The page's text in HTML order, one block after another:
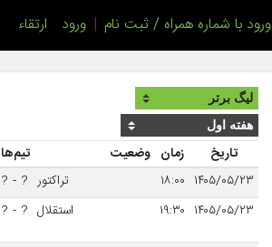
ورود با شماره همراه / ثبت نام | ورود ارتقاء
تاریخ زمان وضعیت تیم‌ها
۱۴۰۵/۰۵/۲۳ ۱۸:۰۰ تراکتور ?
-
?
۱۴۰۵/۰۵/۲۳ ۱۹:۳۰ استقلال ?
-
?